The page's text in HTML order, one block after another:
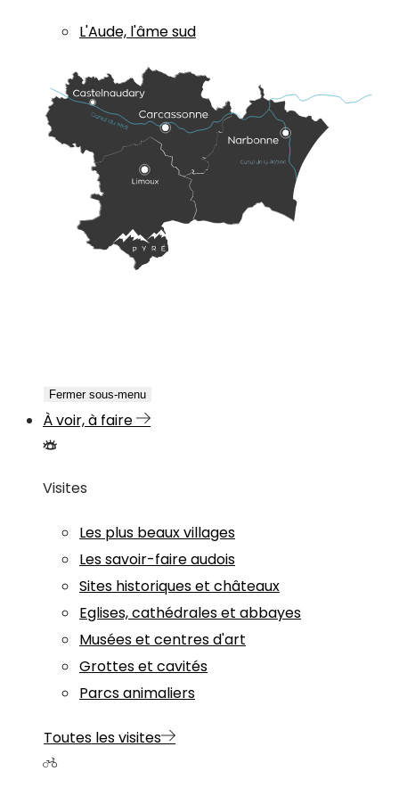
L'Aude, l'âme sud
Fermer sous-menu
À voir, à faire
Visites
Les plus beaux villages
Les savoir-faire audois
Sites historiques et châteaux
Eglises, cathédrales et abbayes
Musées et centres d'art
Grottes et cavités
Parcs animaliers
Toutes les visites